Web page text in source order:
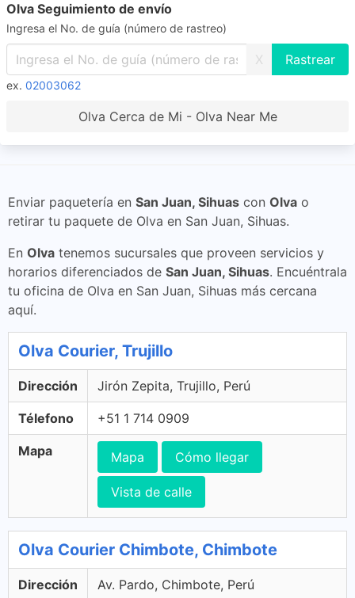
Olva Seguimiento de envío
Ingresa el No. de guía (número de rastreo)
X
ex. 02003062
Olva Cerca de Mi - Olva Near Me
Enviar paquetería en San Juan, Sihuas con Olva o
retirar tu paquete de Olva en San Juan, Sihuas.
En Olva tenemos sucursales que proveen servicios y
horarios diferenciados de San Juan, Sihuas. Encuéntrala
tu oficina de Olva en San Juan, Sihuas más cercana
aquí.
Olva Courier, Trujillo
Dirección Jirón Zepita, Trujillo, Perú
Télefono +51 1 714 0909
Mapa Mapa Cómo llegar
Vista de calle
Olva Courier Chimbote, Chimbote
Dirección Av. Pardo, Chimbote, Perú